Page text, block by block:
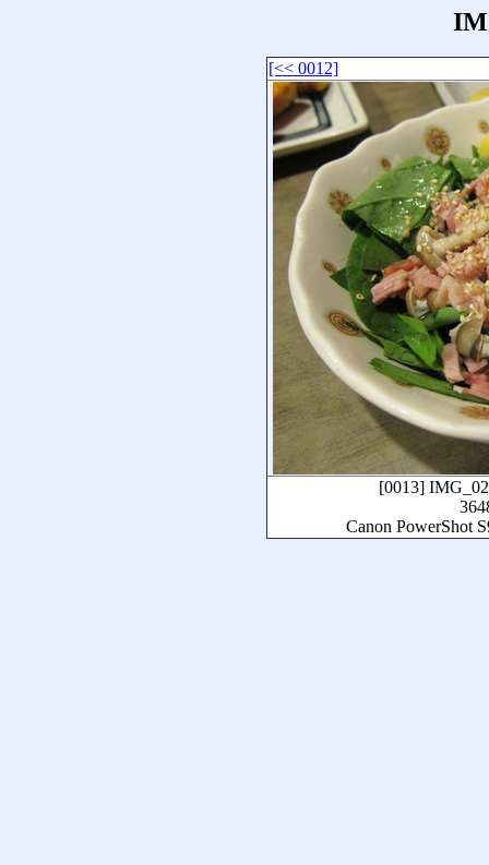
[<< 0012]
[0013]
Canon PowerShot